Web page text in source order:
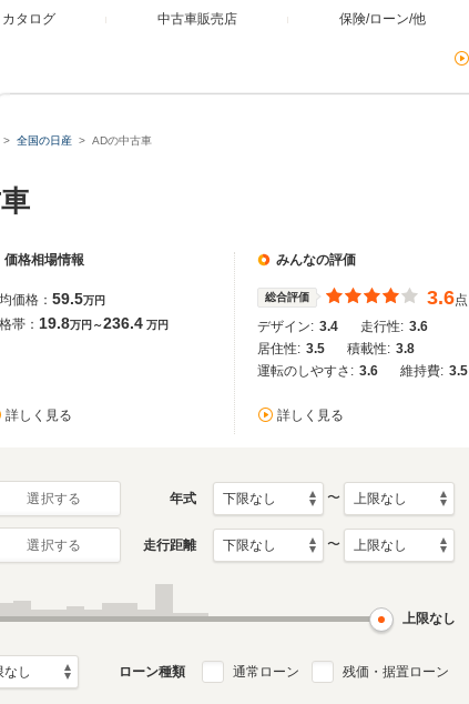
カタログ 中古車販売店 保険/ローン/他
全国の日産 ADの中古車
価格相場情報
価格： 59.5万円
帯： 19.8万円～236.4 万円
詳しく見る
みんなの評価
総合評価 3.6点
デザイン: 3.4 走行性: 3.6
居住性: 3.5 積載性: 3.8
運転のしやすさ: 3.6 維持費: 3.5
詳しく見る
選択する 年式 〜
選択する 走行距離 〜
上限なし
ローン種類 通常ローン 残価・据置ローン